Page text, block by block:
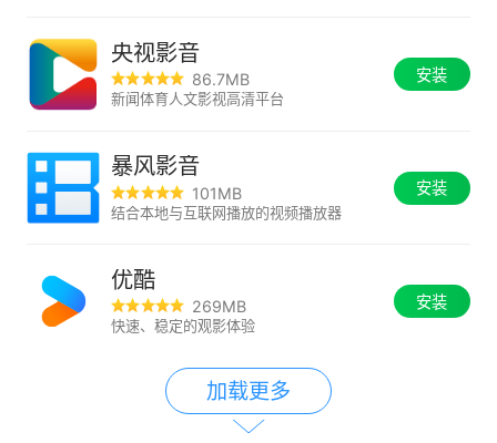
央视影音
86.7MB
新闻体育人文影视高清平台
安装
暴风影音
101MB
结合本地与互联网播放的视频播放器
安装
优酷
269MB
快速、稳定的观影体验
安装
加载更多